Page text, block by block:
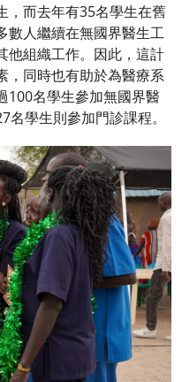
，而去年有35名學生在舊
數人繼續在無國界醫生工
他組織工作。因此，這計
，同時也有助於為醫療系
100名學生參加無國界醫
學生則參加門診課程。